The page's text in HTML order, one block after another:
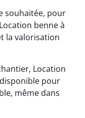
souhaitée, pour
benne à
la valorisation
Location
pour
même dans